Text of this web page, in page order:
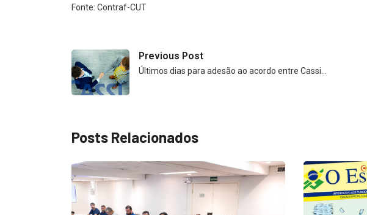
Fonte: Contraf-CUT
Previous Post
Últimos dias para adesão ao acordo entre Cassi…
Posts Relacionados